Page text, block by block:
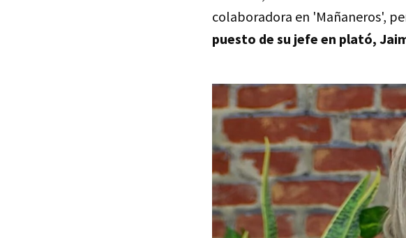
colaboradora en 'Mañaneros',
puesto de su jefe en plató,